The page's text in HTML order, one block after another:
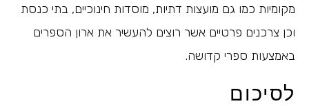
מקומיות כמו גם מועצות דתיות, מוסדות חינוכיים, בתי כנסת
וכן צרכנים פרטיים אשר רוצים להעשיר את ארון הספרים
באמצעות ספרי קדושה.
לסיכום